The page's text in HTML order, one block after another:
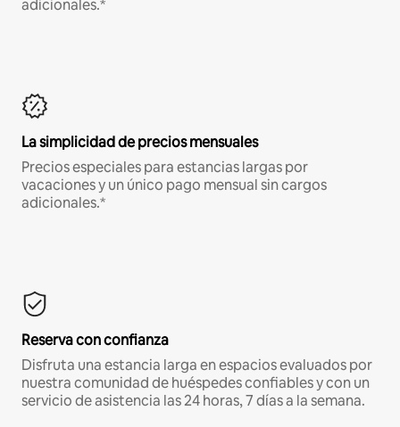
adicionales.*
La simplicidad de precios mensuales
Precios especiales para estancias largas por
vacaciones y un único pago mensual sin cargos
adicionales.*
Reserva con confianza
Disfruta una estancia larga en espacios evaluados por
nuestra comunidad de huéspedes confiables y con un
servicio de asistencia las 24 horas, 7 días a la semana.